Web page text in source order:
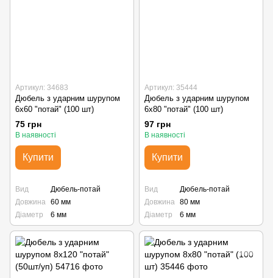
Артикул: 34683
Дюбель з ударним шурупом
6х60 "потай" (100 шт)
75 грн
В наявності
Купити
Вид
Дюбель-потай
Довжина 60 мм
Діаметр
6 мм
Артикул: 35444
Дюбель з ударним шурупом
6х80 "потай" (100 шт)
97 грн
В наявності
Купити
Вид
Дюбель-потай
Довжина 80 мм
Діаметр
6 мм